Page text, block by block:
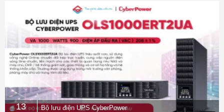
13
Bộ lưu điện UPS CyberPower